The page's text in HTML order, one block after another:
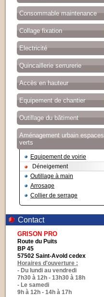
Consommable maintenance
Collage fixation
Electricité
Quincaillerie serrurerie
Accès en hauteur
Equipement de chantier
Outillage du bâtiment
Aménagement urbain espaces
verts
Equipement de voirie
Déneigement
Outillage à main
Arrosage
Collier de serrage
Contact
GRISON PRO
Route du Puits
BP 45
57502 Saint-Avold cedex
Horaires d'ouverture :
- Du lundi au vendredi
7h30 à 12h - 13h30 à 18h
- Le samedi
9h à 12h - 14h à 17h